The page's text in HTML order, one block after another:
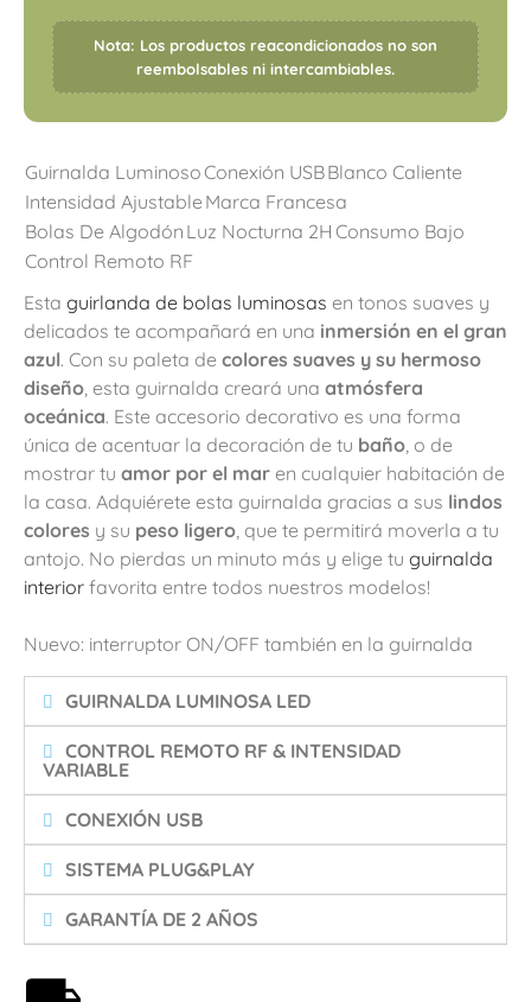
Nota: Los productos reacondicionados no son
reembolsables ni intercambiables.
Guirnalda LuminosoConexión USBBlanco Caliente
Intensidad Ajustable Marca Francesa
Bolas De Algodón Luz Nocturna 2H Consumo Bajo
Control Remoto RF
Esta guirlanda de bolas luminosas en tonos suaves y
delicados te acompañará en una inmersión en el gran
azul. Con su paleta de colores suaves y su hermoso
diseño , esta guirnalda creará una atmósfera
oceánica. Este accesorio decorativo es una forma
única de acentuar la decoración de tu baño , o de
mostrar tu amor por el mar en cualquier habitación de
la casa. Adquiérete esta guirnalda gracias a sus lindos
colores y su peso ligero , que te permitirá moverla a tu
antojo. No pierdas un minuto más y elige tu guirnalda
interior favorita entre todos nuestros modelos!
Nuevo: interruptor ON/OFF también en la guirnalda
GUIRNALDA LUMINOSA LED
CONTROL REMOTO RF & INTENSIDAD
VARIABLE
CONEXIÓN USB
SISTEMA PLUG&PLAY
GARANTÍA DE 2 AÑOS